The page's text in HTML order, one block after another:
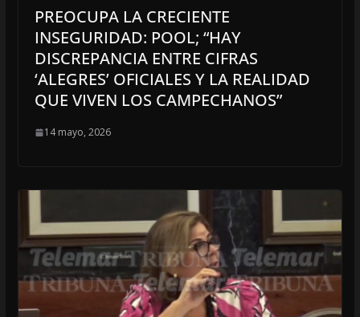
PREOCUPA LA CRECIENTE
INSEGURIDAD: POOL; “HAY
DISCREPANCIA ENTRE CIFRAS
‘ALEGRES’ OFICIALES Y LA REALIDAD
QUE VIVEN LOS CAMPECHANOS”
14 mayo, 2026